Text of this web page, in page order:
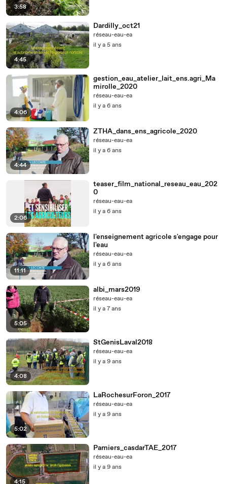
3:58
4:45
Dardilly_oct21
réseau-eau-ea
il y a 5 ans
4:06
gestion_eau_atelier_lait_ens.agri_Ma
mirolle_2020
réseau-eau-ea
il y a 6 ans
4:44
ZTHA_dans_ens_agricole_2020
réseau-eau-ea
il y a 6 ans
2:06
teaser_film_national_reseau_eau_202
0
réseau-eau-ea
il y a 6 ans
11:11
l'enseignement agricole s'engage pour
l'eau
réseau-eau-ea
il y a 6 ans
5:05
albi_mars2019
réseau-eau-ea
il y a 7 ans
4:08
StGenisLaval2018
réseau-eau-ea
il y a 9 ans
5:02
LaRochesurForon_2017
réseau-eau-ea
il y a 9 ans
4:15
Pamiers_casdarTAE_2017
réseau-eau-ea
il y a 9 ans